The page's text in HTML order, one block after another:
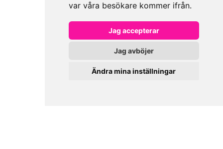
var våra besökare kommer ifrån.
Jag accepterar
Jag avböjer
Ändra mina inställningar